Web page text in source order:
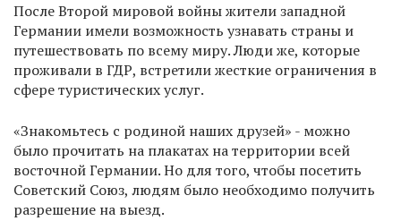
После Второй мировой войны жители западной
Германии имели возможность узнавать страны и
путешествовать по всему миру. Люди же, которые
проживали в ГДР, встретили жесткие ограничения в
сфере туристических услуг.
«Знакомьтесь с родиной наших друзей» - можно
было прочитать на плакатах на территории всей
восточной Германии. Но для того, чтобы посетить
Советский Союз, людям было необходимо получить
разрешение на выезд.